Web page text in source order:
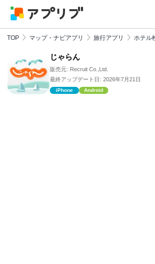
TOP マップ・ナビアプリ 旅行アプリ ホテル
じゃらん
販売元: Recruit Co.,Ltd.
最終アップデート日: 2026年7月21日
iPhone Android